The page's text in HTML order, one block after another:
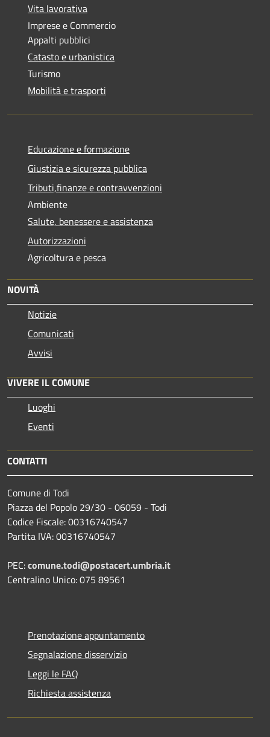
Vita lavorativa
Imprese e Commercio
Appalti pubblici
Catasto e urbanistica
Turismo
Mobilità e trasporti
Educazione e formazione
Giustizia e sicurezza pubblica
Tributi,finanze e contravvenzioni
Ambiente
Salute, benessere e assistenza
Autorizzazioni
Agricoltura e pesca
NOVITÀ
Notizie
Comunicati
Avvisi
VIVERE IL COMUNE
Luoghi
Eventi
CONTATTI
Comune di Todi
Piazza del Popolo 29/30 - 06059 - Todi
Codice Fiscale: 00316740547
Partita IVA: 00316740547
PEC:comune.todi@postacert.umbria.it
Centralino Unico: 075 89561
Prenotazione appuntamento
Segnalazione disservizio
Leggi le FAQ
Richiesta assistenza